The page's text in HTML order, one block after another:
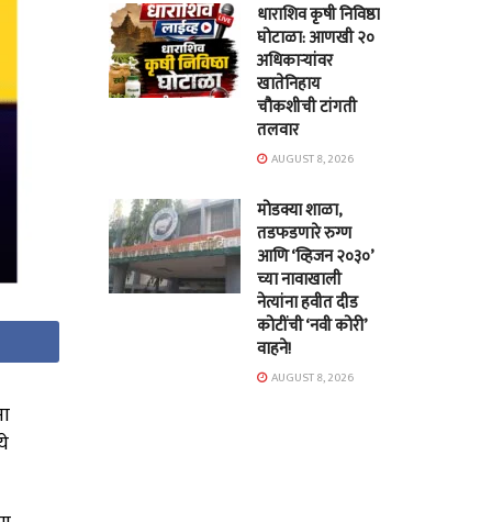
धाराशिव कृषी निविष्ठा
घोटाळा: आणखी २०
अधिकाऱ्यांवर
खातेनिहाय
चौकशीची टांगती
तलवार
AUGUST 8, 2026
मोडक्या शाळा,
तडफडणारे रुग्ण
आणि ‘व्हिजन २०३०’
च्या नावाखाली
नेत्यांना हवीत दीड
कोटींची ‘नवी कोरी’
वाहने!
AUGUST 8, 2026